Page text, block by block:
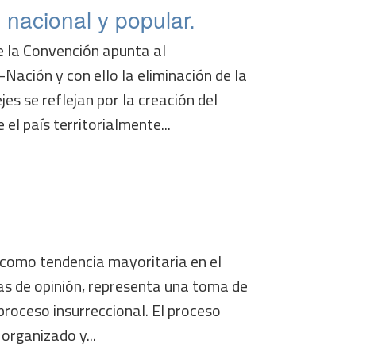
y popular.
Convención apunta al
y con ello la eliminación de la
se reflejan por la creación del
el país territorialmente...
tendencia mayoritaria en el
de opinión, representa una toma de
insurreccional. El proceso
y...